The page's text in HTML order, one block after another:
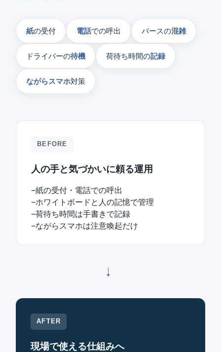
紙の受付 電話での呼出 バースの混雑
ドライバーの待機 荷待ち時間の記録
ながらスマホ対策
BEFORE
人の手と気づかいに頼る運用
紙の受付・電話での呼出
ホワイトボードと人の記憶で管理
荷待ち時間は手書きで記録
ながらスマホは注意喚起だけ
→
AFTER
現場で使える仕組みへ